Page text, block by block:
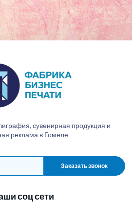
сувенирная продукция и
реклама в Гомеле
Заказать звонок
соц сети